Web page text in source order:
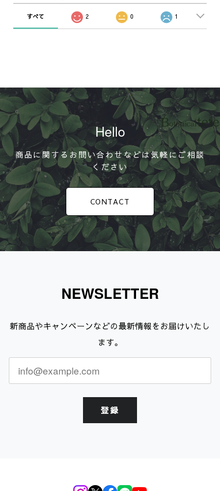
すべて 2 0 1
Hello
商品に関するお問い合わせなどは気軽にご相談
ください
CONTACT
NEWSLETTER
新商品やキャンペーンなどの最新情報をお届けいたし
ます。
登録